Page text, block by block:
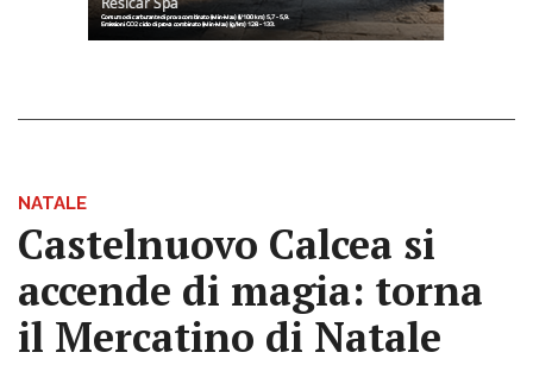
NATALE
Castelnuovo Calcea si
accende di magia: torna
il Mercatino di Natale